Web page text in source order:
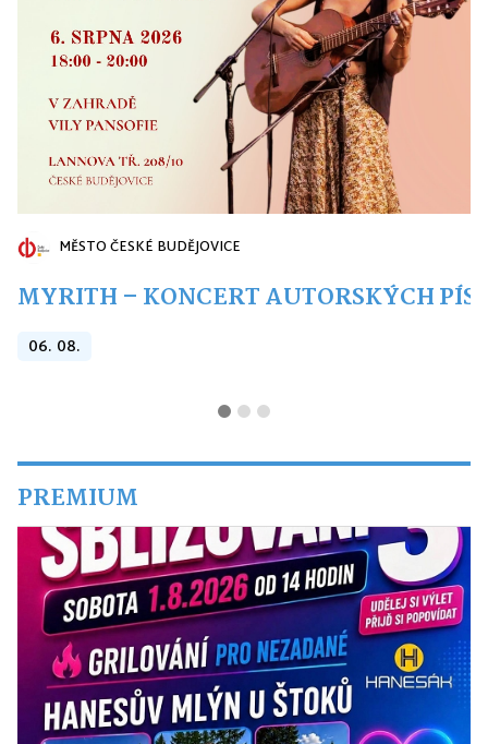
MĚSTO ČESKÉ BUDĚJOVICE
MYRITH – KONCERT AUTORSKÝCH
06. 08.
PREMIUM